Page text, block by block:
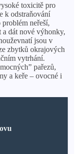
toxicitě pro
k odstraňování
neřeší,
a dát nové výhonky,
jsou v
zbytků okrajových
vytrhání.
pařezů,
a keře – ovocné i